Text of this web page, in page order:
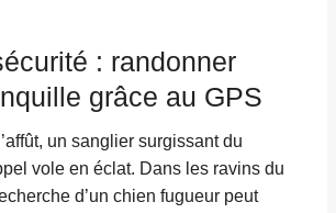
: randonner
grâce au GPS
un sanglier surgissant du
vole en éclat. Dans les ravins du
d’un chien fugueur peut